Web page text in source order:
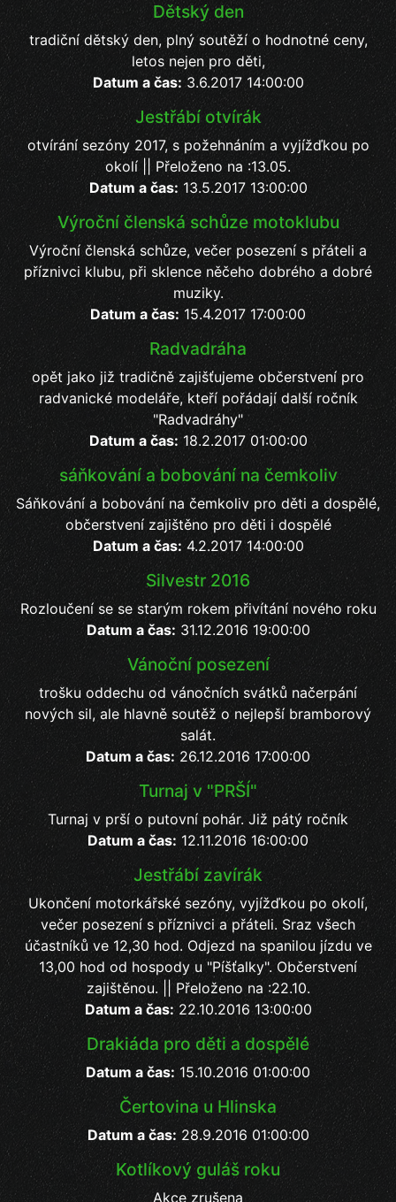
Dětský den
tradiční dětský den, plný soutěží o hodnotné ceny,
letos nejen pro děti,
Datum a čas: 3.6.2017 14:00:00
Jestřábí otvírák
otvírání sezóny 2017, s požehnáním a vyjížďkou po
okolí || Přeloženo na :13.05.
Datum a čas: 13.5.2017 13:00:00
Výroční členská schůze motoklubu
Výroční členská schůze, večer posezení s přáteli a
příznivci klubu, při sklence něčeho dobrého a dobré
muziky.
Datum a čas: 15.4.2017 17:00:00
Radvadráha
opět jako již tradičně zajišťujeme občerstvení pro
radvanické modeláře, kteří pořádají další ročník
"Radvadráhy"
Datum a čas:18.2.2017 01:00:00
sáňkování a bobování na čemkoliv
Sáňkování a bobování na čemkoliv pro děti a dospělé,
občerstvení zajištěno pro děti i dospělé
Datum a čas: 4.2.2017 14:00:00
Silvestr 2016
Rozloučení se se starým rokem přivítání nového roku
Datum a čas: 31.12.2016 19:00:00
Vánoční posezení
trošku oddechu od vánočních svátků načerpání
nových sil, ale hlavně soutěž o nejlepší bramborový
salát.
Datum a čas: 26.12.2016 17:00:00
Turnaj v "PRŠÍ"
Turnaj v prší o putovní pohár. Již pátý ročník
Datum a čas: 12.11.2016 16:00:00
Jestřábí zavírák
Ukončení motorkářské sezóny, vyjížďkou po okolí,
večer posezení s příznivci a přáteli. Sraz všech
účastníků ve 12,30 hod. Odjezd na spanilou jízdu ve
13,00 hod od hospody u "Píšťalky". Občerstvení
zajištěnou. || Přeloženo na :22.10.
Datum a čas:22.10.2016 13:00:00
Drakiáda pro děti a dospělé
Datum a čas: 15.10.2016 01:00:00
Čertovina u Hlinska
Datum a čas:28.9.2016 01:00:00
Kotlíkový guláš roku
Akce zrušena